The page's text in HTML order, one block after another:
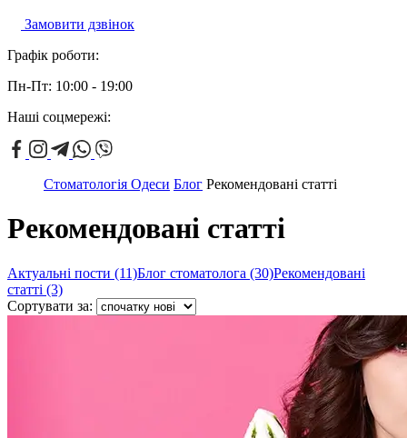
Замовити дзвінок
Графік роботи:
Пн-Пт: 10:00 - 19:00
Наші соцмережі:
Стоматологія Одеси Блог Рекомендовані статті
Рекомендовані статті
Актуальні пости (11)Блог стоматолога (30)Рекомендовані
статті (3)
Сортувати за: